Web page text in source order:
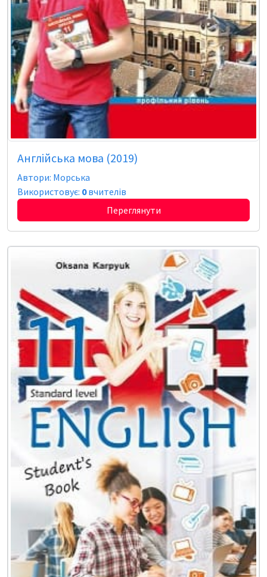
Англійська мова (2019)
Автори: Морська
Використовує: 0вчителів
Переглянути